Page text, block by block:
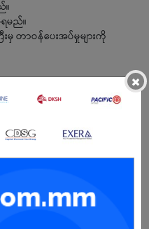
။
ရမည်။
တာဝန်ပေးအပ်မှုများကို
င့် အစိုးရရုံးပိတ်ရက်များ ပိတ်သည်။
×